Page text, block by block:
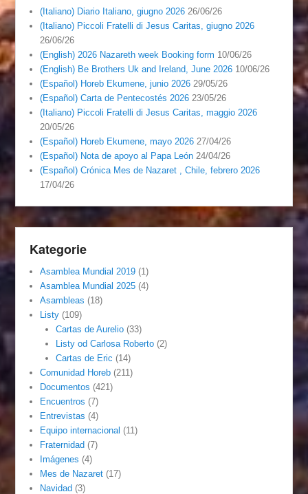
(Italiano) Diario Italiano, giugno 2026 26/06/26
(Italiano) Piccoli Fratelli di Jesus Caritas, giugno 2026
26/06/26
(English) 2026 Nazareth week Booking form 10/06/26
(English) Be Brothers Uk and Ireland, June 2026 10/06/26
(Español) Horeb Ekumene, junio 2026 29/05/26
(Español) Carta de Pentecostés 2026 23/05/26
(Italiano) Piccoli Fratelli di Jesus Caritas, maggio 2026
20/05/26
(Español) Horeb Ekumene, mayo 2026 27/04/26
(Español) Nota de apoyo al Papa León 24/04/26
(Español) Crónica Mes de Nazaret , Chile, febrero 2026
17/04/26
Kategorie
Asamblea Mundial 2019 (1)
Asamblea Mundial 2025 (4)
Asambleas (18)
Listy (109)
Cartas de Aurelio(33)
Listy od Carlosa Roberto(2)
Cartas de Eric (14)
Comunidad Horeb (211)
Documentos (421)
Encuentros (7)
Entrevistas (4)
Equipo internacional (11)
Fraternidad (7)
Imágenes (4)
Mes de Nazaret (17)
Navidad (3)